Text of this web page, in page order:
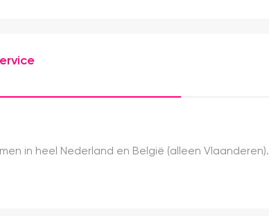
in heel Nederland en België (alleen Vlaanderen).